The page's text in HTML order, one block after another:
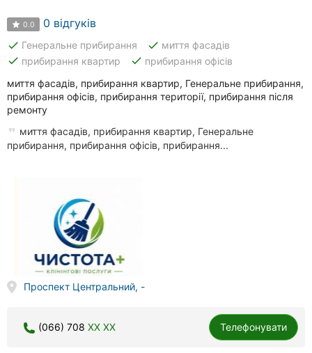
0.0 0 відгуків
done Генеральне прибирання done миття фасадів
done прибирання квартир done прибирання офісів
миття фасадів, прибирання квартир, Генеральне прибирання,
прибирання офісів, прибирання території, прибирання після
ремонту
миття фасадів, прибирання квартир, Генеральне
прибирання, прибирання офісів, прибирання...
Проспект Центральний, -
(066) 708 XX XX Телефонувати